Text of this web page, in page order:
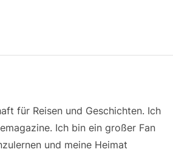
für Reisen und Geschichten. Ich
Ich bin ein großer Fan
und meine Heimat